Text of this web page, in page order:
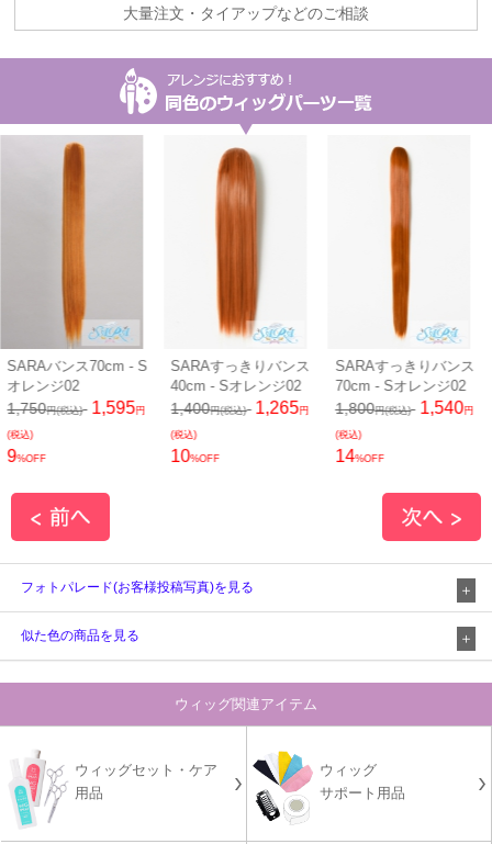
大量注文・タイアップなどのご相談
SARAバンス70cm - S
オレンジ02
1,750円(税込) 1,595円
(税込)
9%OFF
SARAすっきりバンス
40cm - Sオレンジ02
1,400円(税込) 1,265円
(税込)
10%OFF
SARAすっきりバンス
70cm - Sオレンジ02
1,800円(税込) 1,540円
(税込)
14%OFF
フォトパレード(お客様投稿写真)を見る
似た色の商品を見る
ウィッグ関連アイテム
ウィッグセット・ケア
用品
ウィッグ
サポート用品